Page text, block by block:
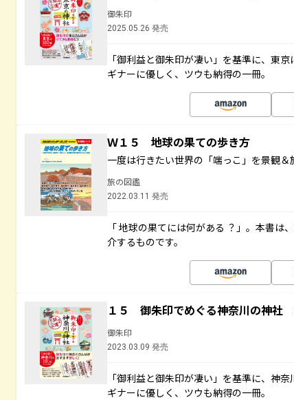
御朱印
2025.05.26 発売
「御利益と御朱印が凄い」を基準に、東
ギナーに優しく、ツウも納得の一冊。
Ｗ１５ 地球の果ての歩き方
一度は行きたい世界の「端っこ」を景観
旅の図鑑
2022.03.11 発売
「 地球の果てには何がある ？」。本書
介するものです。
１５ 御朱印でめぐる神奈川の神
御朱印
2023.03.09 発売
「御利益と御朱印が凄い」を基準に、神
ギナーに優しく、ツウも納得の一冊。